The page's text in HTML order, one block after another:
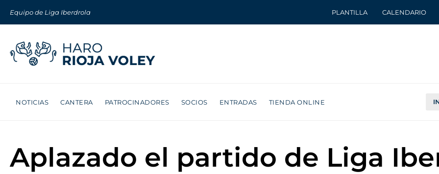
Equipo de Liga Iberdrola PLANTILLA CALENDARIO
NOTICIAS CANTERA PATROCINADORES SOCIOS ENTRADAS TIENDA ONLINE
Aplazado el partido de Liga